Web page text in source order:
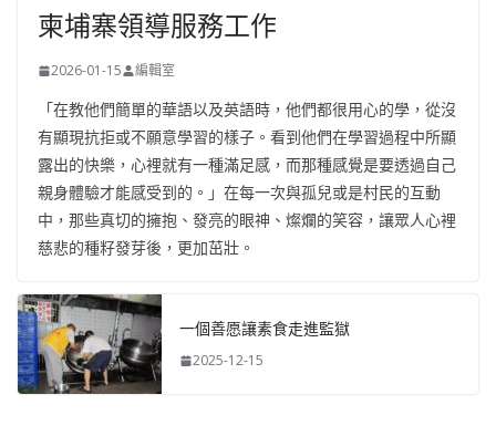
柬埔寨領導服務工作
2026-01-15 編輯室
「在教他們簡單的華語以及英語時，他們都很用心的學，從沒
有顯現抗拒或不願意學習的樣子。看到他們在學習過程中所顯
露出的快樂，心裡就有一種滿足感，而那種感覺是要透過自己
親身體驗才能感受到的。」在每一次與孤兒或是村民的互動
中，那些真切的擁抱、發亮的眼神、燦爛的笑容，讓眾人心裡
慈悲的種籽發芽後，更加茁壯。
一個善愿讓素食走進監獄
2025-12-15